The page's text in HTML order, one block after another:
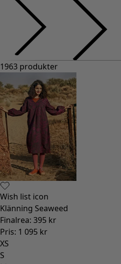
1963 produkter
Wish list icon
Klänning Seaweed
Finalrea: 395 kr
Pris: 1 095 kr
XS
S